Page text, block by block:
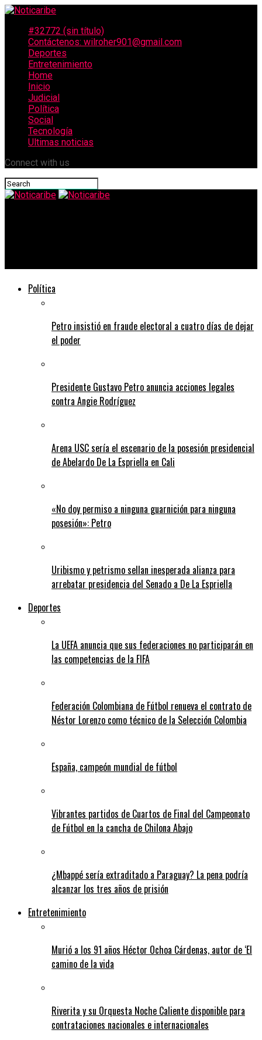
#32772 (sin título)
Contáctenos: wilroher901@gmail.com
Deportes
Entretenimiento
Home
Inicio
Judicial
Política
Social
Tecnología
Ultimas noticias
Connect with us
Política
Petro insistió en fraude electoral a cuatro días de dejar
el poder
Presidente Gustavo Petro anuncia acciones legales
contra Angie Rodríguez
Arena USC sería el escenario de la posesión presidencial
de Abelardo De La Espriella en Cali
«No doy permiso a ninguna guarnición para ninguna
posesión»: Petro
Uribismo y petrismo sellan inesperada alianza para
arrebatar presidencia del Senado a De La Espriella
Deportes
La UEFA anuncia que sus federaciones no participarán en
las competencias de la FIFA
Federación Colombiana de Fútbol renueva el contrato de
Néstor Lorenzo como técnico de la Selección Colombia
España, campeón mundial de fútbol
Vibrantes partidos de Cuartos de Final del Campeonato
de Fútbol en la cancha de Chilona Abajo
¿Mbappé sería extraditado a Paraguay? La pena podría
alcanzar los tres años de prisión
Entretenimiento
Murió a los 91 años Héctor Ochoa Cárdenas, autor de ‘El
camino de la vida
Riverita y su Orquesta Noche Caliente disponible para
contrataciones nacionales e internacionales